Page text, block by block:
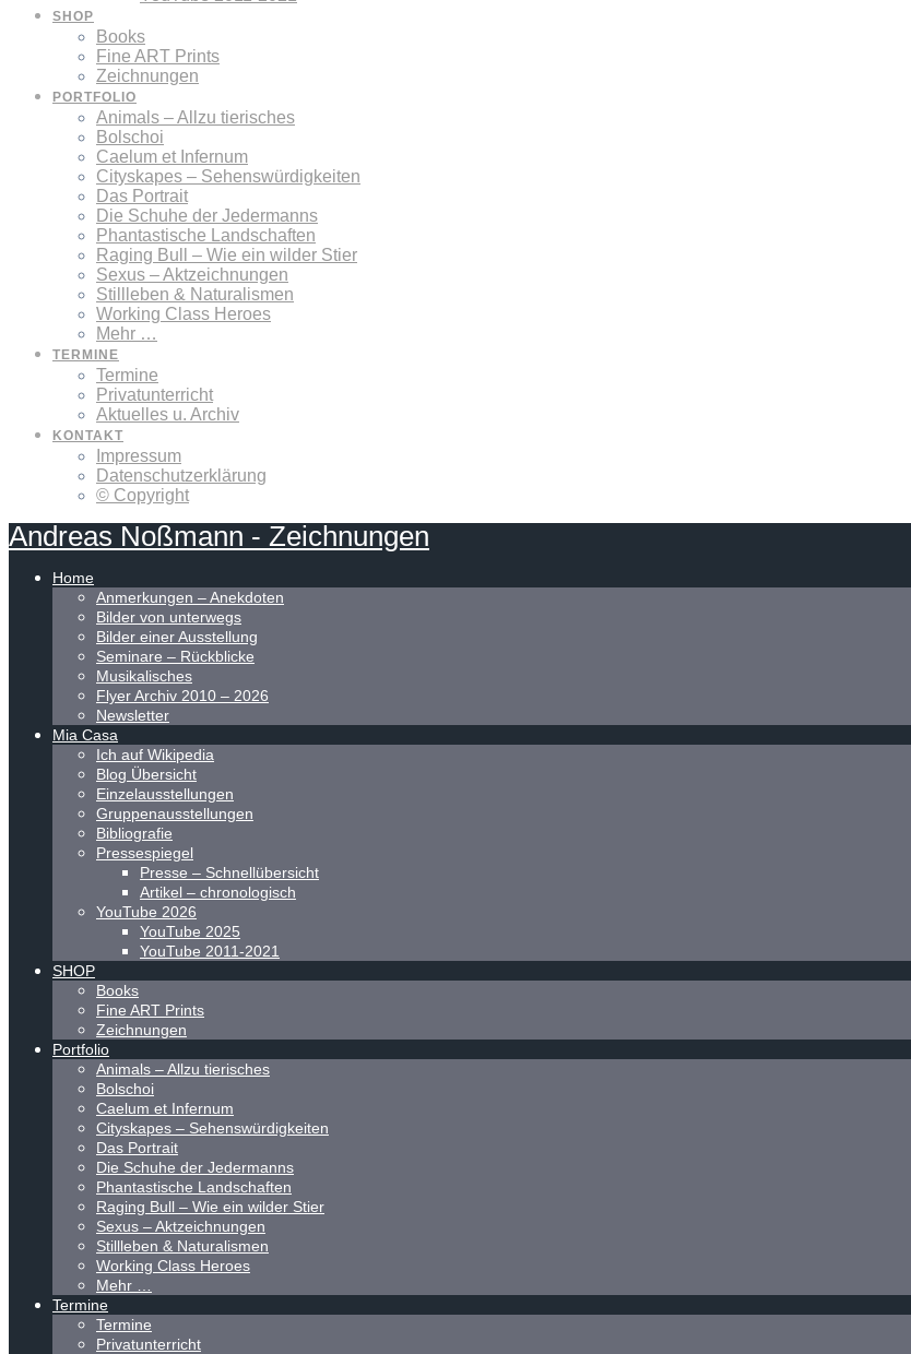
SHOP
Books
Fine ART Prints
Zeichnungen
PORTFOLIO
Animals – Allzu tierisches
Bolschoi
Caelum et Infernum
Cityskapes – Sehenswürdigkeiten
Das Portrait
Die Schuhe der Jedermanns
Phantastische Landschaften
Raging Bull – Wie ein wilder Stier
Sexus – Aktzeichnungen
Stillleben & Naturalismen
Working Class Heroes
Mehr …
TERMINE
Termine
Privatunterricht
Aktuelles u. Archiv
KONTAKT
Impressum
Datenschutzerklärung
© Copyright
Andreas Noßmann - Zeichnungen
Home
Anmerkungen – Anekdoten
Bilder von unterwegs
Bilder einer Ausstellung
Seminare – Rückblicke
Musikalisches
Flyer Archiv 2010 – 2026
Newsletter
Mia Casa
Ich auf Wikipedia
Blog Übersicht
Einzelausstellungen
Gruppenausstellungen
Bibliografie
Pressespiegel
Presse – Schnellübersicht
Artikel – chronologisch
YouTube 2026
YouTube 2025
YouTube 2011-2021
SHOP
Books
Fine ART Prints
Zeichnungen
Portfolio
Animals – Allzu tierisches
Bolschoi
Caelum et Infernum
Cityskapes – Sehenswürdigkeiten
Das Portrait
Die Schuhe der Jedermanns
Phantastische Landschaften
Raging Bull – Wie ein wilder Stier
Sexus – Aktzeichnungen
Stillleben & Naturalismen
Working Class Heroes
Mehr …
Termine
Termine
Privatunterricht